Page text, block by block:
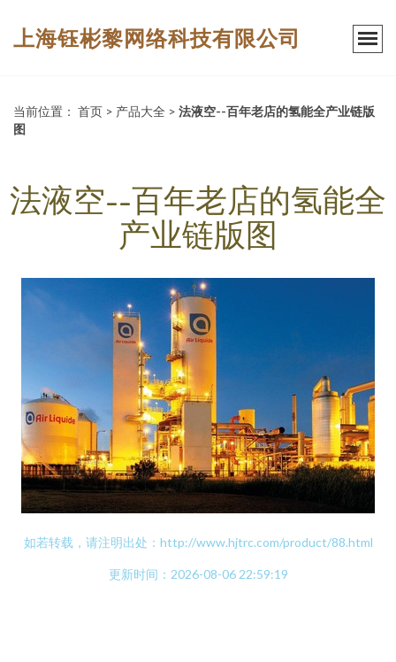
上海钰彬黎网络科技有限公司
当前位置： 首页 > 产品大全 > 法液空--百年老店的氢能全产业链版
图
法液空--百年老店的氢能全
产业链版图
如若转载，请注明出处：http://www.hjtrc.com/product/88.html
更新时间：2026-08-06 22:59:19